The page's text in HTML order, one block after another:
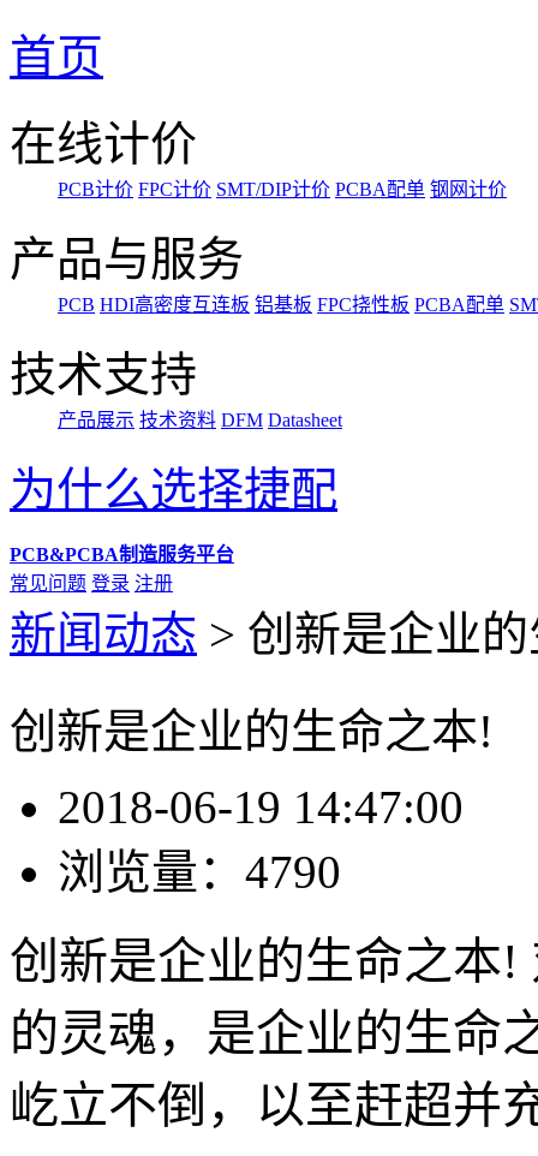
首页
在线计价
PCB计价 FPC计价 SMT/DIP计价 PCBA配单 钢网计价
产品与服务
PCB HDI高密度互连板 铝基板 FPC挠性板 PCBA配单
技术支持
产品展示 技术资料 DFM Datasheet
为什么选择捷配
PCB&PCBA制造服务平台
常见问题 登录 注册
新闻动态 > 创新是企业
创新是企业的生命之本!
2018-06-19 14:47:00
浏览量： 4790
创新是企业的生命之本
的灵魂，是企业的生命
屹立不倒，以至赶超并